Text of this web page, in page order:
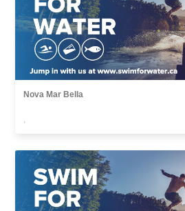
Nova Mar Bella
,